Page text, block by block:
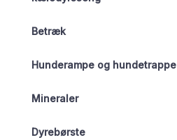
Betræk
Hunderampe og hundetrappe
Mineraler
Dyrebørste